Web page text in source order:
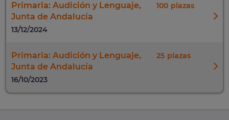
Primaria: Audición y Lenguaje,
Junta de Andalucía
100
13/12/2024
Primaria: Audición y Lenguaje,
Junta de Andalucía
25
16/10/2023